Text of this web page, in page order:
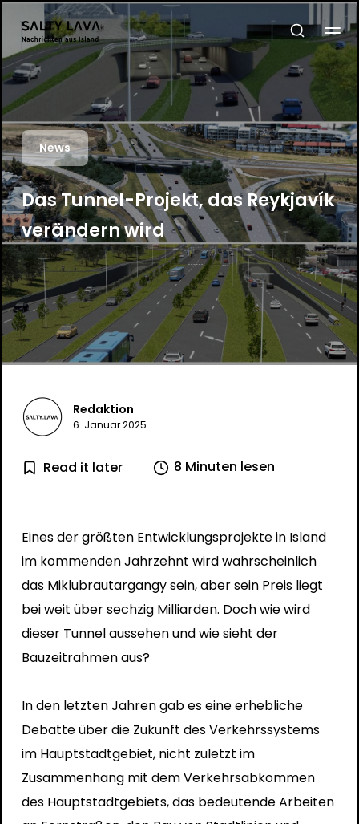
News
Das Tunnel-Projekt, das Reykjavík
verändern wird
Redaktion
6. Januar 2025
Read it later 8 Minuten lesen
Eines der größten Entwicklungsprojekte in Island
im kommenden Jahrzehnt wird wahrscheinlich
das Miklubrautargangy sein, aber sein Preis liegt
bei weit über sechzig Milliarden. Doch wie wird
dieser Tunnel aussehen und wie sieht der
Bauzeitrahmen aus?
In den letzten Jahren gab es eine erhebliche
Debatte über die Zukunft des Verkehrssystems
im Hauptstadtgebiet, nicht zuletzt im
Zusammenhang mit dem Verkehrsabkommen
des Hauptstadtgebiets, das bedeutende Arbeiten